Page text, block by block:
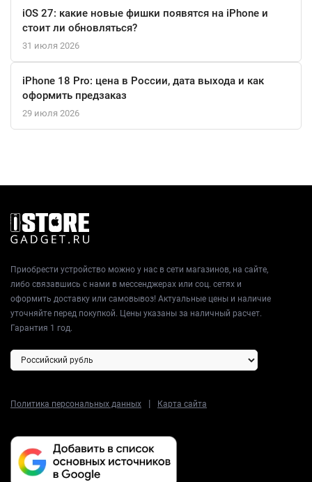
гарантируют, что этот смартфон станет вашим незаменимым
iOS 27: какие новые фишки появятся на iPhone и
стоит ли обновляться?
31 июля 2026
iPhone 18 Pro: цена в России, дата выхода и как
оформить предзаказ
29 июля 2026
Приобрести устройство можно у нас в сети магазинов, на сайте,
либо связавшись с нами в мессенджерах или соц. сетях и
оформить доставку или самовывоз! Актуальные цены и наличие
уточняйте перед покупкой. Цены указаны за наличный расчет.
Гарантия 1 год.
Политика персональных данных | Карта сайта